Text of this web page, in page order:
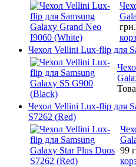
грн.
Чехол Vellini Lux-flip для
Чехол Vellini Lux-flip для
S7262 (Red)
99